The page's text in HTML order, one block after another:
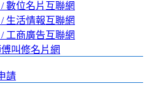
數位名片互聯網
生活情報互聯網
工商廣告互聯網
叫修名片網
請